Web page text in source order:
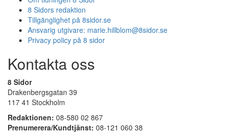
8 Sidors redaktion
Tillgänglighet på 8sidor.se
Ansvarig utgivare: marie.hillblom@8sidor.se
Privacy policy på 8 sidor
Kontakta oss
8 Sidor
Drakenbergsgatan 39
117 41 Stockholm
Redaktionen: 08-580 02 867
Prenumerera/Kundtjänst: 08-121 060 38